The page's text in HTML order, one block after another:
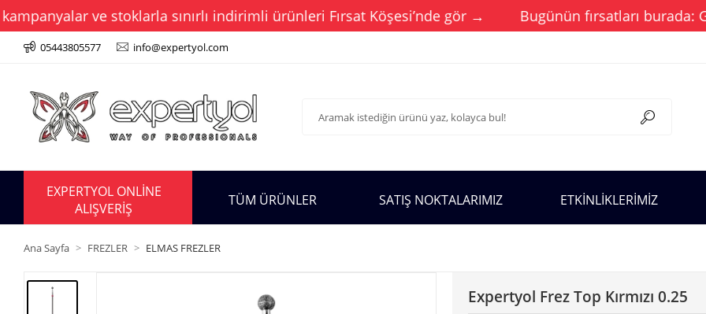
ve stoklarla sınırlı indirimli ürünleri Fırsat Köşesi’nde gör → Bugünün fırsatları burada:
05443805577 info@expertyol.com
EXPERTYOL ONLİNE
ALIŞVERİŞ
TÜM ÜRÜNLER SATIŞ NOKTALARIMIZ ETKİNLİKLERİMİZ
Ana Sayfa FREZLER ELMAS FREZLER
Expertyol Frez Top Kırmızı 0.25